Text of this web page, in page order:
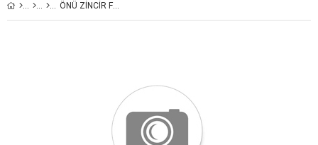
ÖNÜ ZİNCİR FERMUARLI MOM JEAN